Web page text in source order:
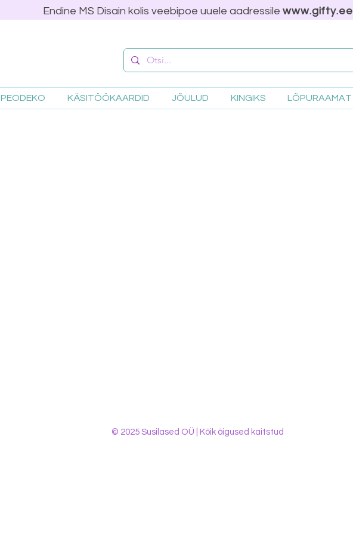
Endine MS Disain kolis veebipoe uuele aadressilewww.gifty.ee
PEODEKO KÄSITÖÖKAARDID JÕULUD KINGIKS LÕPURAAMAT
© 2025 Susilased OÜ | Kõik õigused kaitstud